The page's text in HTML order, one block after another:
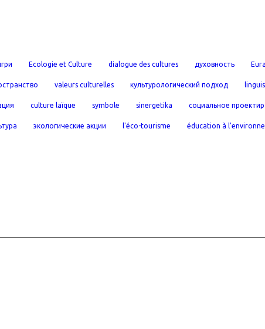
Ecologie et Culture dialogue des cultures духовность
valeurs culturelles культурологический подход
culture laïque symbole sinergetika социальное
экологические акции l'éco-tourisme éducation à